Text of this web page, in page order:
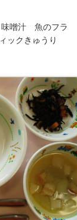
噌汁 魚のフラ
クきゅうり